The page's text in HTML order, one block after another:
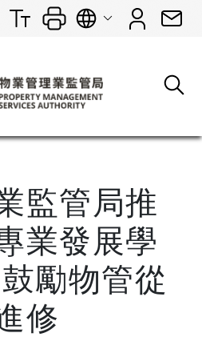
監管局推
業發展學
勵物管從
修